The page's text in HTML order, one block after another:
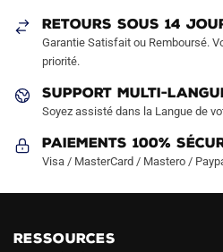
RETOURS SOUS 14
Garantie Satisfait ou Remboursé.
priorité.
SUPPORT MULTI-
Soyez assisté dans la Langue de
Paiements 100%
Visa / MasterCard / Mastero /
RESSOURCES